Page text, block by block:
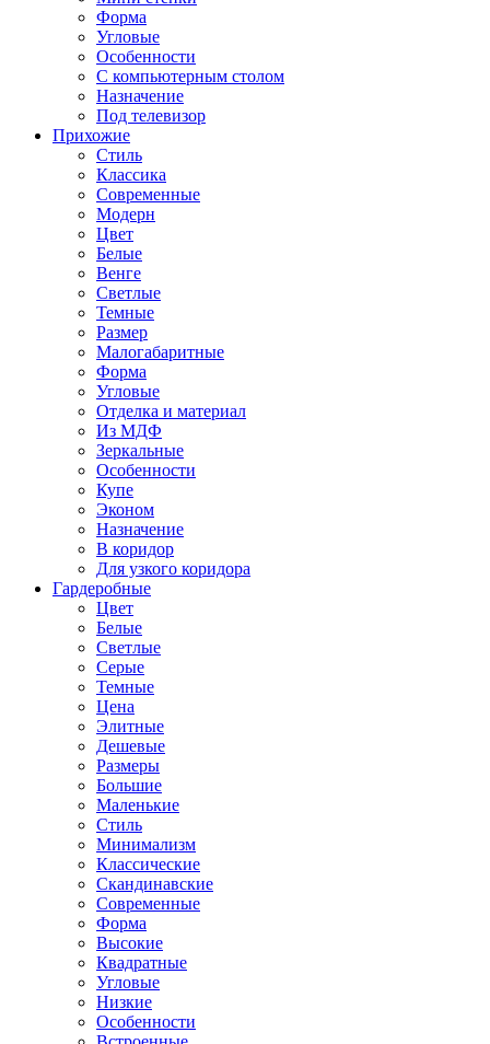
Форма
Угловые
Особенности
С компьютерным столом
Назначение
Под телевизор
Прихожие
Стиль
Классика
Современные
Модерн
Цвет
Белые
Венге
Светлые
Темные
Размер
Малогабаритные
Форма
Угловые
Отделка и материал
Из МДФ
Зеркальные
Особенности
Купе
Эконом
Назначение
В коридор
Для узкого коридора
Гардеробные
Цвет
Белые
Светлые
Серые
Темные
Цена
Элитные
Дешевые
Размеры
Большие
Маленькие
Стиль
Минимализм
Классические
Скандинавские
Современные
Форма
Высокие
Квадратные
Угловые
Низкие
Особенности